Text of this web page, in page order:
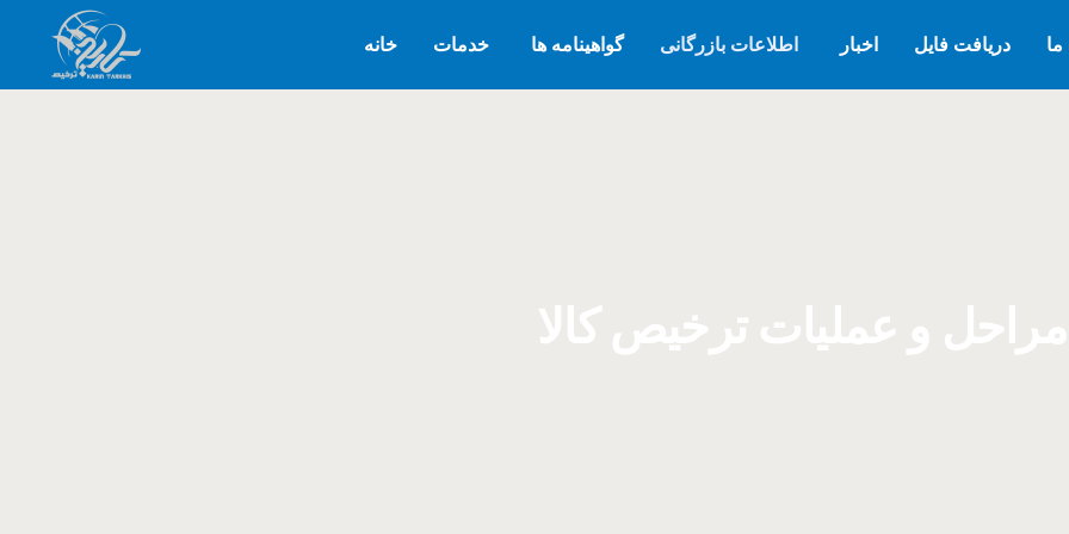
خانه خدمات گواهینامه ها اطلاعات بازرگانی اخبار دریافت فایل ما